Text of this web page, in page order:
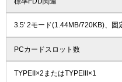
3.5' 2モード(1.44MB/720KB)、固
PCカードスロット数
TYPEII×2またはTYPEIII×1